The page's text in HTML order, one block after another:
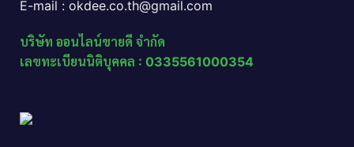
E-mail : okdee.co.th@gmail.com
บริษัท ออนไลน์ขายดี จำกัด
เลขทะเบียนนิติบุคคล : 0335561000354